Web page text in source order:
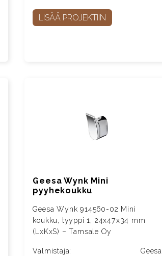
LISÄÄ PROJEKTIIN
Geesa Wynk Mini
pyyhekoukku
Geesa Wynk 914560-02 Mini
koukku, tyyppi 1, 24x47x34 mm
(LxKxS) – Tamsale Oy
Valmistaja:
Geesa